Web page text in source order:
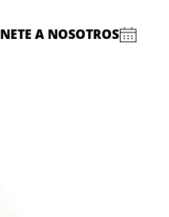
A NOSOTROS